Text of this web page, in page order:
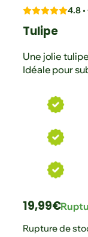
4.8
Tulipe
Une jolie
Idéale pour
19,99€
Rupture de